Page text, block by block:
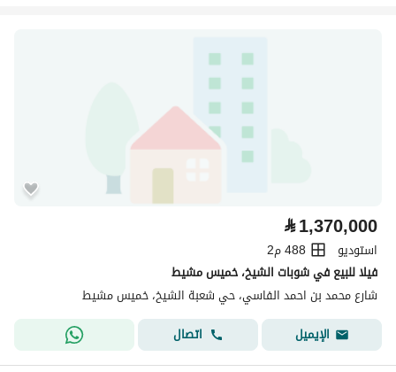
⃁1,370,000
استوديو
488 م2
فيلا للبيع في شوبات الشيخ، خميس مشيط
شارع محمد بن احمد الفاسي، حي شعبة الشيخ، خميس مشيط
الإيميل
اتصال